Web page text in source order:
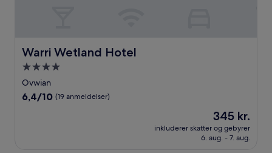
Warri Wetland Hotel
Warri Wetland Hotel
4.0-
stjernet
overnatningssted
Ovwian
6.4
6,4/10 (19 anmeldelser)
Prisen
er
345 kr.
345 kr.
inkluderer skatter og gebyrer
6. aug. - 7. aug.